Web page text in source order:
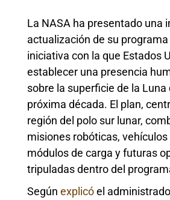
La NASA ha presentado una
actualización de su programa
iniciativa con la que Estados
establecer una presencia
sobre la superficie de la Luna
próxima década. El plan,
región del polo sur lunar,
misiones robóticas,
módulos de carga y futuras
tripuladas dentro del
Según explicóel